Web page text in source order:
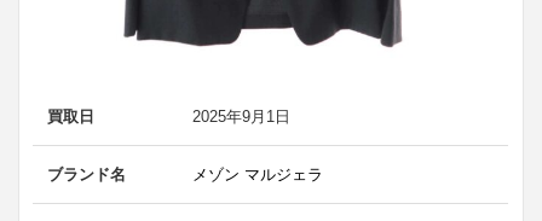
買取日 2025年9月1日
ブランド名 メゾン マルジェラ